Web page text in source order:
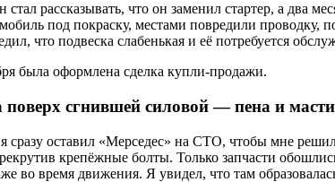
рассказывать, что он заменил стартер, а два
под покраску, местами повредили
что подвеска слабенькая и её потребуется
была оформлена сделка купли-продажи.
сгнившей силовой — пена и
оставил «Мерседес» на СТО, чтобы мне
крепёжные болты. Только запчасти
во время движения. Я увидел, что там